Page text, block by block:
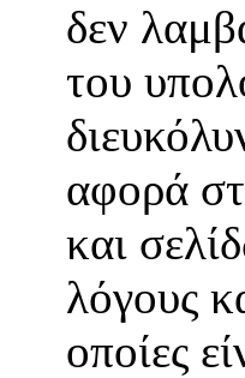
δεν
του
αφορά
και
λόγους
οποίες